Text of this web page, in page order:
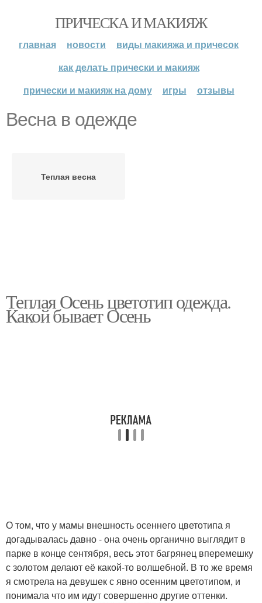
ПРИЧЕСКА И МАКИЯЖ
главная новости
виды макияжа и причесок
как делать прически и макияж
прически и макияж на дому
игры отзывы
Весна в одежде
Теплая весна
Теплая Осень цветотип одежда.
Какой бывает Осень
О том, что у мамы внешность осеннего цветотипа я
догадывалась давно - она очень органично выглядит в
парке в конце сентября, весь этот багрянец вперемешку
с золотом делают её какой-то волшебной. В то же время
я смотрела на девушек с явно осенним цветотипом, и
понимала что им идут совершенно другие оттенки.